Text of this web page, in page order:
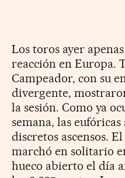
Los toros ayer
reacción en Europa.
Campeador, con su
divergente,
la sesión. Como ya
semana, las
discretos ascensos.
marchó en solitario
hueco abierto el día